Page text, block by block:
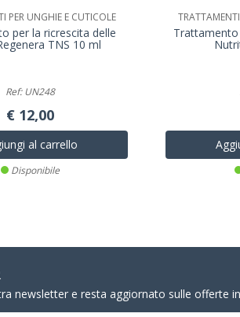
PER UNGHIE E CUTICOLE
per la ricrescita delle
TNS 10 ml
Ref: UN248
€ 12,00
al carrello
Disponibile
newsletter e resta aggiornato sulle offerte